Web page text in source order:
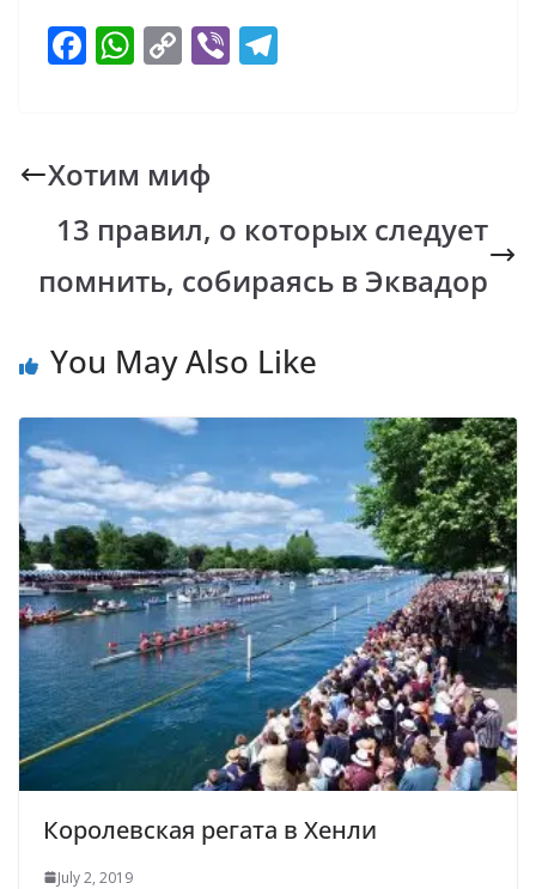
F
b
o
o
k
W
s
A
p
p
C
y
Li
n
k
Vi
m
Хотим миф
13 правил, о которых следует
помнить, собираясь в Эквадор
You May Also Like
Королевская регата в Хенли
July 2, 2019